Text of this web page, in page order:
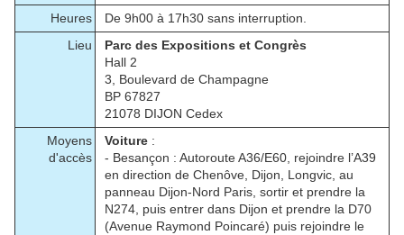
Heures
De 9h00 à 17h30 sans interruption.
Lieu
Parc des Expositions et Congrès
Hall 2
3, Boulevard de Champagne
BP 67827
21078 DIJON Cedex
Moyens
d'accès
Voiture :
- Besançon : Autoroute A36/E60, rejoindre l’A39
en direction de Chenôve, Dijon, Longvic, au
panneau Dijon-Nord Paris, sortir et prendre la
N274, puis entrer dans Dijon et prendre la D70
(Avenue Raymond Poincaré) puis rejoindre le